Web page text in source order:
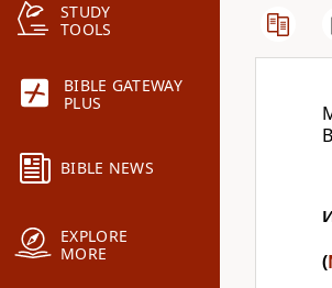
STUDY
TOOLS
BIBLE GATEWAY
PLUS
BIBLE NEWS
EXPLORE
MORE
(